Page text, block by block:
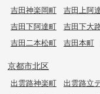
吉田神楽岡町
吉田上阿
吉田下阿達町
吉田下大
吉田二本松町
吉田本町
京都市北区
出雲路神楽町 出雲路立